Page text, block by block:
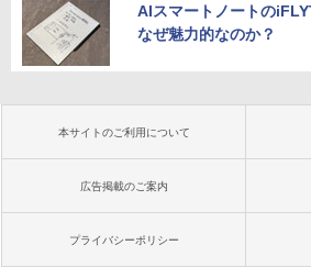
AIスマートノートの
なぜ魅力的なのか？
本サイトのご利用について
広告掲載のご案内
プライバシーポリシー